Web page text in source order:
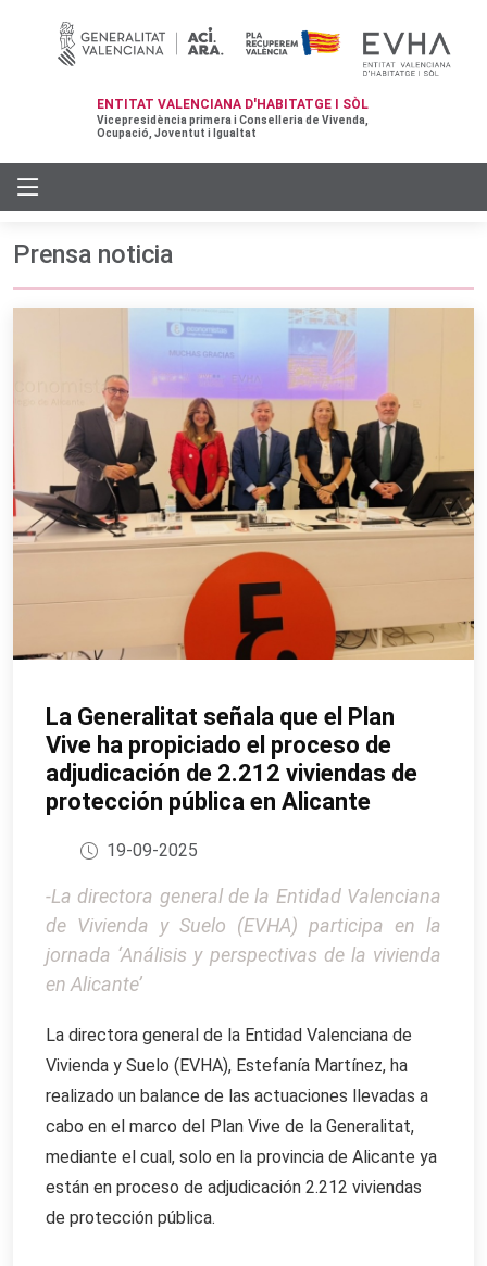
ENTITAT VALENCIANA D'HABITATGE I SÒL
Vicepresidència primera i Conselleria de Vivenda,
Ocupació, Joventut i Igualtat
Prensa noticia
La Generalitat señala que el Plan
Vive ha propiciado el proceso de
adjudicación de 2.212 viviendas de
protección pública en Alicante
19-09-2025
-La directora general de la Entidad Valenciana
de Vivienda y Suelo (EVHA) participa en la
jornada ‘Análisis y perspectivas de la vivienda
en Alicante’
La directora general de la Entidad Valenciana de
Vivienda y Suelo (EVHA), Estefanía Martínez, ha
realizado un balance de las actuaciones llevadas a
cabo en el marco del Plan Vive de la Generalitat,
mediante el cual, solo en la provincia de Alicante ya
están en proceso de adjudicación 2.212 viviendas
de protección pública.